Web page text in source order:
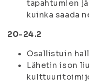
tapahtumien
kuinka saada
20-24.2
Osallistuin
Lähetin ison